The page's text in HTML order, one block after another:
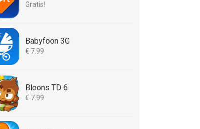
Gratis!
Babyfoon 3G
€ 7.99
Bloons TD 6
€ 7.99